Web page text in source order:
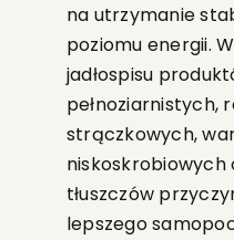
na utrzymanie
poziomu energii.
jadłospisu
pełnoziarnistych,
strączkowych,
niskoskrobiowych
tłuszczów
lepszego